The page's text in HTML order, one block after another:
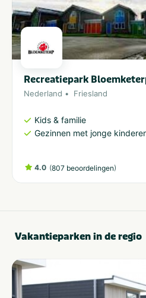
Recreatiepark
Nederland Friesland
Kids & familie
Gezinnen met jonge
4.0 (807 beoordelingen)
Vakantieparken in de regio